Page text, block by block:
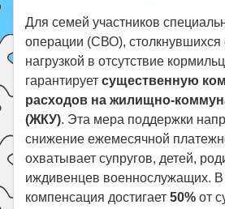
Праздники
Психология
Летом!
Поиск
Для семей участников
операции (СВО),
нагрузкой в отсутствие
гарантируетсущественную
расходов на жилищно-
(ЖКУ). Эта мера поддержки
снижение ежемесячной
охватывает супругов, детей,
иждивенцев военнослужащих. В
компенсация достигает50% от